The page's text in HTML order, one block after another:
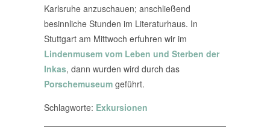
Karlsruhe anzuschauen; anschließend
besinnliche Stunden im Literaturhaus. In
Stuttgart am Mittwoch erfuhren wir im
Lindenmusem vom Leben und Sterben der
Inkas, dann wurden wird durch das
Porschemuseum geführt.
Schlagworte: Exkursionen